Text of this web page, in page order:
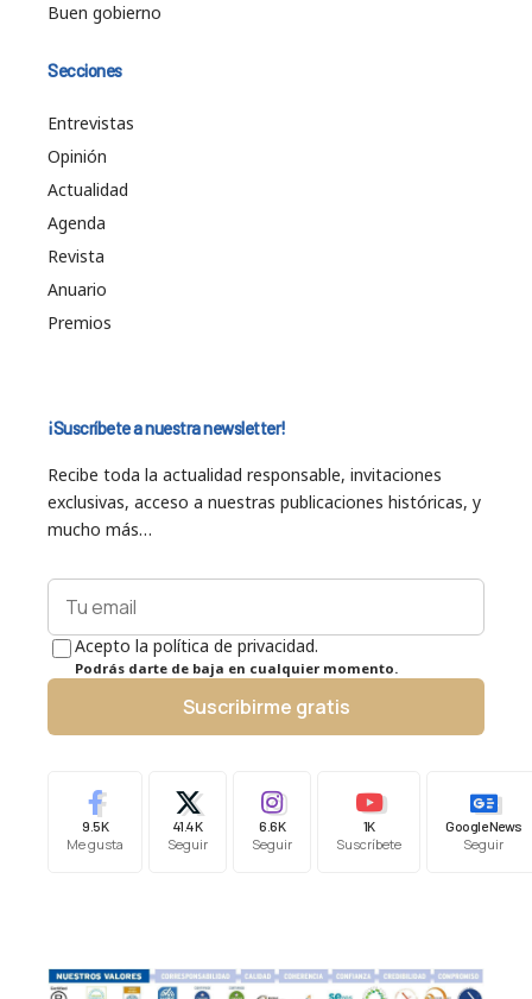
Buen gobierno
Secciones
Entrevistas
Opinión
Actualidad
Agenda
Revista
Anuario
Premios
¡Suscríbete a nuestra newsletter!
Recibe toda la actualidad responsable, invitaciones
exclusivas, acceso a nuestras publicaciones históricas, y
mucho más…
Acepto la política de privacidad.
Podrás darte de baja en cualquier momento.
Suscribirme gratis
9.5K
Me gusta
41.4K
Seguir
6.6K
Seguir
1K
Suscríbete
Google News
Seguir